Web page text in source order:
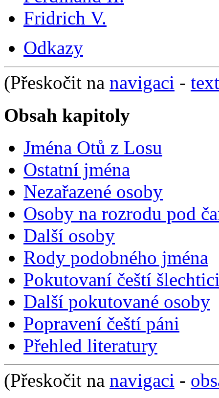
Fridrich V.
Odkazy
(Přeskočit na navigaci - text
Obsah kapitoly
Jména Otů z Losu
Ostatní jména
Nezařazené osoby
Osoby na rozrodu pod
Další osoby
Rody podobného jména
Pokutovaní čeští
Další pokutované osoby
Popravení čeští páni
Přehled literatury
(Přeskočit na navigaci -